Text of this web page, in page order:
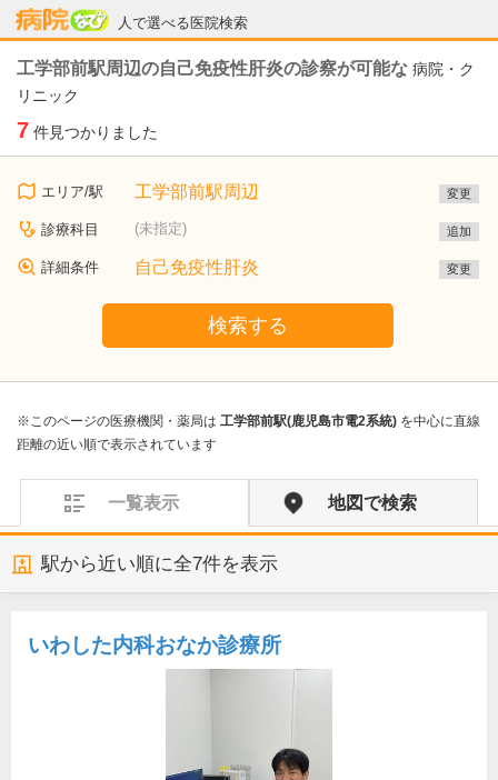
人で選べる医院検索
病院なび
工学部前駅周辺の自己免疫性肝炎の診察が可能な 病院・ク
リニック
7 件見つかりました
エリア/駅 工学部前駅周辺 変更
診療科目 (未指定) 追加
詳細条件 自己免疫性肝炎 変更
検索する
※このページの医療機関・薬局は 工学部前駅(鹿児島市電2系統) を中心に直線
距離の近い順で表示されています
一覧表示 地図で検索
駅から近い順に全7件を表示
いわした内科おなか診療所